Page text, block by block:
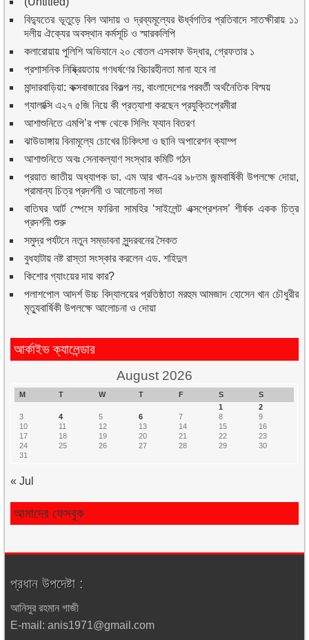
বিদ্যুতের ভূতুড়ে বিল আদায় ও দ্রব্যমূল্যের ঊর্ধ্বগতির প্রতিবাদে সাতক্ষীরায় ১১
দলীয় ঐক্যের অবস্থান কর্মসূচি ও স্মারকলিপি
কলারোয়ায় পুলিশি অভিযানে ২০ বোতল এসকাফ উদ্ধার, গ্রেফতার ১
প্রশাসনিক নিষ্ক্রিয়তায় গণধর্ষণের বিচারহীনতা মানা হবে না
মান্দারবাড়িয়া: কক্সবাজারের বিকল্প নয়, বাংলাদেশের পরবর্তী অর্থনৈতিক বিস্ময়
গ্যালাক্সি এ২৭ ৫জি নিয়ে কী প্রত্যাশা করছেন প্রযুক্তিপ্রেমীরা
আশাশুনিতে এমপি’র পক্ষ থেকে সিলিং ফ্যান বিতরণ
ঝাউডাঙ্গায় বিনামূল্যে চোখের চিকিৎসা ও ছানি অপারেশন ক্যাম্প
আশাশুনিতে অবঃ সেনাকল্যাণ সংস্থার কমিটি গঠন
প্রয়াত জাতীয় অধ্যাপক ডা. এম আর খান-এর ৯৮তম জন্মবার্ষিকী উপলক্ষে দোয়া,
প্রামান্য চিত্র প্রদর্শনী ও আলোচনা সভা
বাতিঘর আর্ট স্পেসে ফারিনা সামহির ‘সাইলেন্ট এক্সপ্রেশনস’ শীর্ষক একক চিত্র
প্রদর্শনী শুরু
সমুদ্র পর্যটনে নতুন সম্ভাবনা সুন্দরবনের সৈকত
বুধহাটায় নষ্ট রাস্তা সংস্কার করলেন এড. শহিদুল
কিশোর গ্যাংয়ের দায় কার?
পলাশপোল আদর্শ উচ্চ বিদ্যালয়ের প্রতিষ্ঠাতা মরহুম আমজাদ হোসেন খান চৌধুরীর
মৃত্যুবার্ষিকী উপলক্ষে আলোচনা ও দোয়া
আর্কাইভ ক্যালেন্ডার
August 2026
M T W T F S
S
1
2
3
4 5 6 7 8
9
10
11 12 13 14 15
16
17
18 19 20 21 22
23
24
25 26 27 28 29
30
31
« Jul
আমাদের ফেসবুক
প্রধান উপদেষ্টা :
আনিসুর রহমান গাজী
E-mail: anis1971@gmail.com